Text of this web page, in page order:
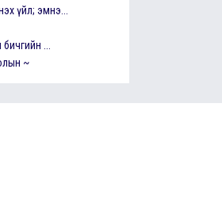
үйл; эмнэ...
...
~